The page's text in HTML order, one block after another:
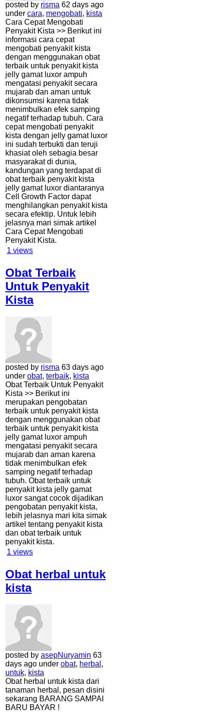
posted by risma 62 days ago
under cara, mengobati, kista
Cara Cepat Mengobati
Penyakit Kista >> Berikut ini
informasi cara cepat
mengobati penyakit kista
dengan menggunakan obat
terbaik untuk penyakit kista
jelly gamat luxor ampuh
mengatasi penyakit secara
mujarab dan aman untuk
dikonsumsi karena tidak
menimbulkan efek samping
negatif terhadap tubuh. Cara
cepat mengobati penyakit
kista dengan jelly gamat luxor
ini sudah terbukti dan teruji
khasiat oleh sebagia besar
masyarakat di dunia,
kandungan yang terdapat di
obat terbaik penyakit kista
jelly gamat luxor diantaranya
Cell Growth Factor dapat
menghilangkan penyakit kista
secara efektip. Untuk lebih
jelasnya mari simak artikel
Cara Cepat Mengobati
Penyakit Kista.
1 views
Obat Terbaik
Untuk Penyakit
Kista
posted by risma 63 days ago
under obat, terbaik, kista
Obat Terbaik Untuk Penyakit
Kista >> Berikut ini
merupakan pengobatan
terbaik untuk penyakit kista
dengan menggunakan obat
terbaik untuk penyakit kista
jelly gamat luxor ampuh
mengatasi penyakit secara
mujarab dan aman karena
tidak menimbulkan efek
samping negatif terhadap
tubuh. Obat terbaik untuk
penyakit kista jelly gamat
luxor sangat cocok dijadikan
pengobatan penyakit kista,
lebih jelasnya mari kita simak
artikel tentang penyakit kista
dan obat terbaik untuk
penyakit kista.
1 views
Obat herbal untuk
kista
posted by asepNuryamin 63
days ago under obat, herbal ,
untuk, kista
Obat herbal untuk kista dari
tanaman herbal, pesan disini
sekarang BARANG SAMPAI
BARU BAYAR !